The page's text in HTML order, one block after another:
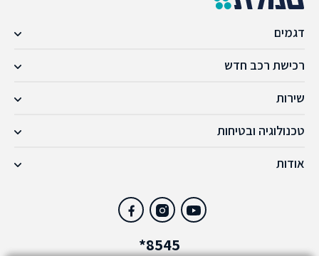
דגמים
רכישת רכב חדש
שירות
טכנולוגיה ובטיחות
אודות
*8545